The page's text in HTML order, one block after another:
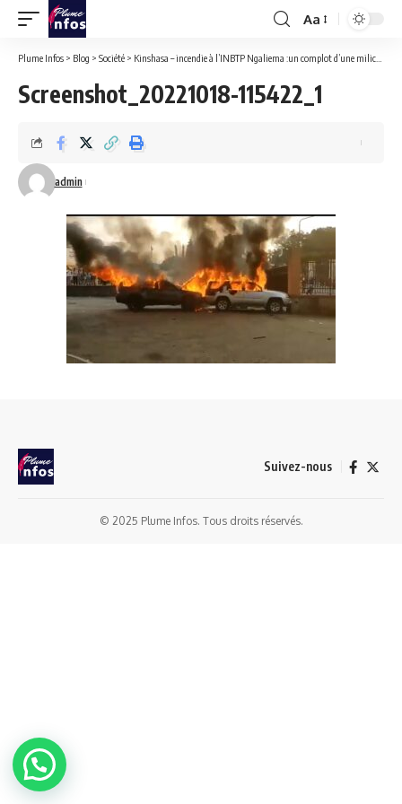
Font
Resizer
Aa
Plume Infos > Blog > Société > Kinshasa – incendie à l’INBTP Ngaliema :un complot d’une milice orchestré par un membre du comité de gestion.
Screenshot_20221018-115422_1
admin
Suivez-nous
© 2025 Plume Infos. Tous droits réservés.